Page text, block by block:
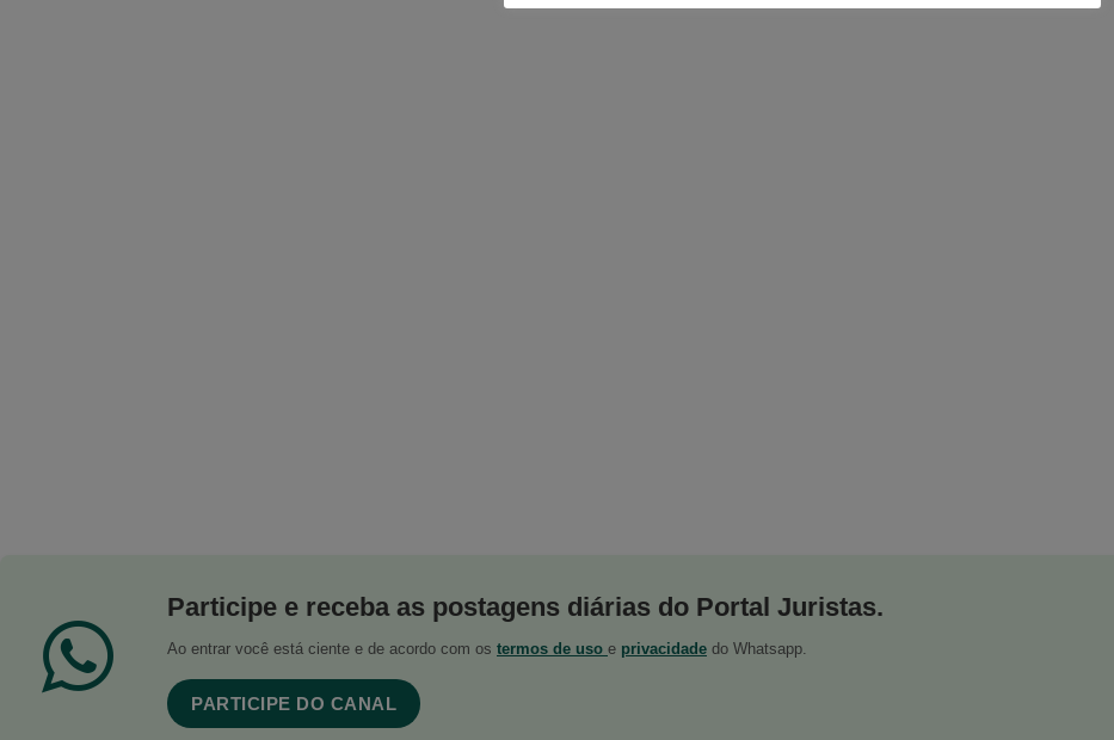
Participe e receba as postagens diárias do Portal Juristas.
Ao entrar você está ciente e de acordo com os termos de uso e privacidade do Whatsapp.
PARTICIPE DO CANAL